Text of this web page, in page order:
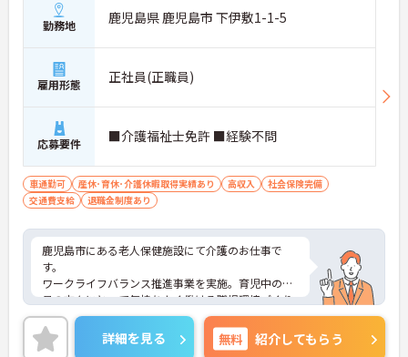
勤務地 鹿児島県 鹿児島市 下伊敷1-1-5
雇用形態 正社員(正職員)
応募要件 ■介護福祉士免許 ■経験不問
車通勤可 産休･育休･介護休暇取得実績あり 高収入
社会保険完備
交通費支給
退職金制度あり
鹿児島市にある老人保健施設にて介護のお仕事で
す。
ワークライフバランス推進事業を実施。育児中の職
員の方々にとって気持ちよく働ける職場環境づくり
にも注力しています。
ご興味がある方は是非一度マイナビまでお問い合わ
せください。さらに詳細などお伝えします！
詳細を見る 無料 紹介してもらう